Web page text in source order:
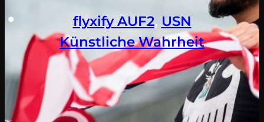
flyxify AUF2, USN
Künstliche Wahrheit